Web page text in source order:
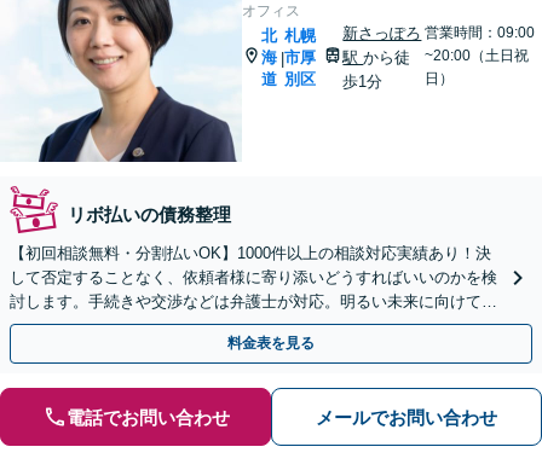
オフィス
北
海
道
|
札幌
市厚
別区
新さっぽろ
駅から徒
歩1分
営業時間：09:00
~20:00（土日祝
日）
リボ払いの債務整理
【初回相談無料・分割払いOK】1000件以上の相談対応実績あり！決
して否定することなく、依頼者様に寄り添いどうすればいいのかを検
討します。手続きや交渉などは弁護士が対応。明るい未来に向けて一
緒に頑張りましょう【休日・夜間相談可】【完全個室】
料金表を見る
電話でお問い合わせ メールでお問い合わせ